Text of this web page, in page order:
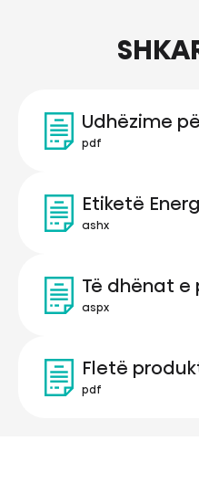
Udhëzime
pdf
Etiketë
ashx
Të dhënat
aspx
Fletë
pdf